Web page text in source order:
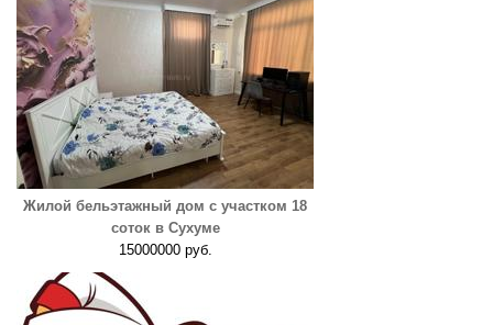
Жилой бельэтажный дом с участком 18
соток в Сухуме
15000000 руб.